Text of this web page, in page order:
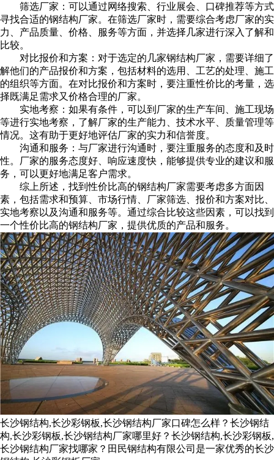
筛选厂家：可以通过网络搜索、行业展会、口碑推荐等方式
寻找合适的钢结构厂家。在筛选厂家时，需要综合考虑厂家的实
力、产品质量、价格、服务等方面，并选择几家进行深入了解和
比较。
对比报价和方案：对于选定的几家钢结构厂家，需要详细了
解他们的产品报价和方案，包括材料的选用、工艺的处理、施工
的组织等方面。在对比报价和方案时，要注重性价比的考量，选
择既满足需求又价格合理的厂家。
实地考察：如果有条件，可以到厂家的生产车间、施工现场
等进行实地考察，了解厂家的生产能力、技术水平、质量管理等
情况。这有助于更好地评估厂家的实力和信誉度。
沟通和服务：与厂家进行沟通时，要注重服务的态度和及时
性。厂家的服务态度好、响应速度快，能够提供专业的建议和服
务，可以更好地满足客户需求。
综上所述，找到性价比高的钢结构厂家需要考虑多方面因
素，包括需求和预算、市场行情、厂家筛选、报价和方案对比、
实地考察以及沟通和服务等。通过综合比较这些因素，可以找到
一个性价比高的钢结构厂家，提供优质的产品和服务。
长沙钢结构,长沙彩钢板,长沙钢结构厂家口碑怎么样？长沙钢结
构,长沙彩钢板,长沙钢结构厂家哪里好？长沙钢结构,长沙彩钢板,
长沙钢结构厂家找哪家？田民钢结构有限公司是一家优秀的长沙